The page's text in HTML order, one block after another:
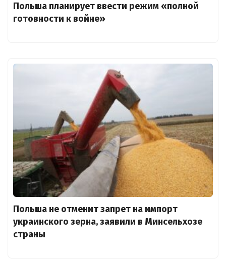
Польша планирует ввести режим «полной
готовности к войне»
Польша не отменит запрет на импорт
украинского зерна, заявили в Минсельхозе
страны